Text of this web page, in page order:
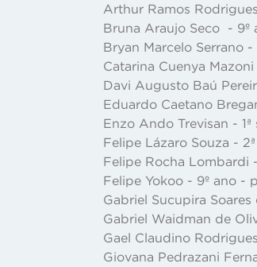
Arthur Ramos
Bruna Araujo Seco - 9º
Bryan Marcelo Serrano
Catarina Cuenya
Davi Augusto Baú
Eduardo Caetano
Enzo Ando Trevisan -
Felipe Lázaro Souza -
Felipe Rocha Lombardi
Felipe Yokoo - 9º ano -
Gabriel Sucupira
Gabriel Waidman de
Gael Claudino
Giovana Pedrazani